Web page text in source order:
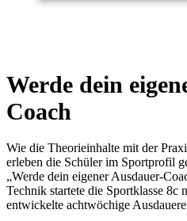
Werde dein
Coach
Wie die Theorieinhalte mit der
erleben die Schüler im Sportprofil
„Werde dein eigener Ausdauer-
Technik startete die Sportklasse
entwickelte achtwöchige